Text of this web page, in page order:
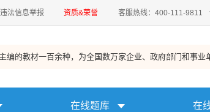
违法信息举报 资质&荣誉 客服热线：400-111-9811
编的教材一百余种，为全国数万家企业、政府部门和事业
在线题库 在